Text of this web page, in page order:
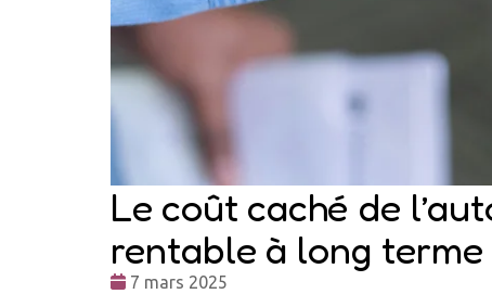
Le coût caché de
rentable à long terme
Date
7 mars 2025